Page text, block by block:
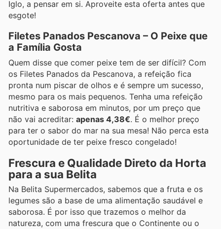
Iglo, a pensar em si. Aproveite esta oferta antes que
esgote!
Filetes Panados Pescanova – O Peixe que
a Família Gosta
Quem disse que comer peixe tem de ser difícil? Com
os Filetes Panados da Pescanova, a refeição fica
pronta num piscar de olhos e é sempre um sucesso,
mesmo para os mais pequenos. Tenha uma refeição
nutritiva e saborosa em minutos, por um preço que
não vai acreditar: apenas 4,38€. É o melhor preço
para ter o sabor do mar na sua mesa! Não perca esta
oportunidade de ter peixe fresco congelado!
Frescura e Qualidade Direto da Horta
para a sua Belita
Na Belita Supermercados, sabemos que a fruta e os
legumes são a base de uma alimentação saudável e
saborosa. É por isso que trazemos o melhor da
natureza, com uma frescura que o Continente ou o